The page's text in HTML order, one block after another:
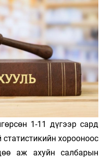
1-11 дүгээр сард
хорооноос
аж ахуйн салбарын